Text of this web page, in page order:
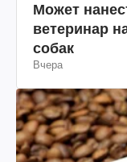
Может
ветеринар
собак
Вчера